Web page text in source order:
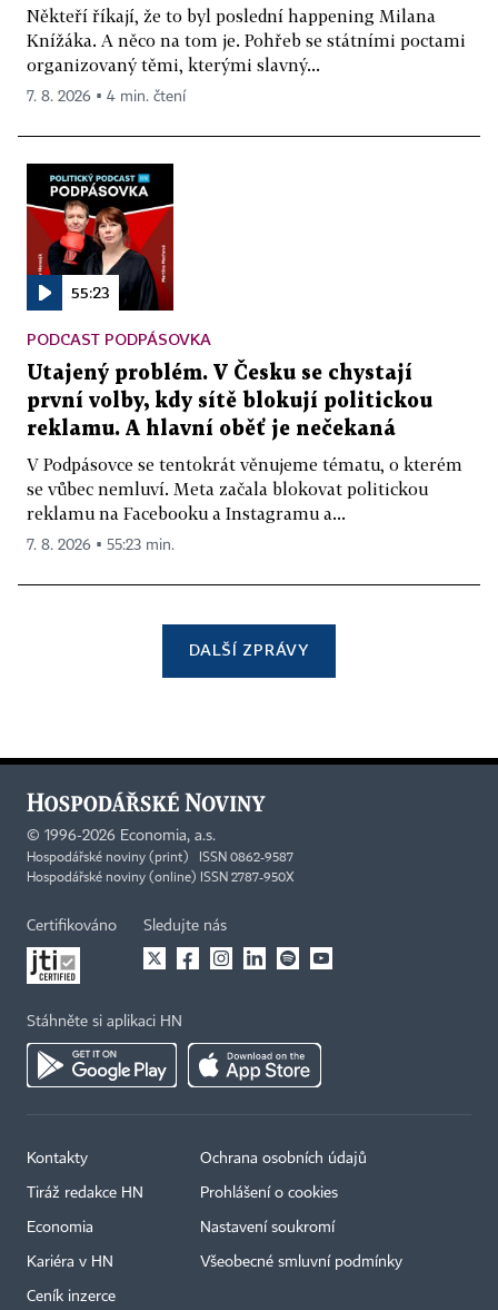
Někteří říkají, že to byl poslední happening Milana
Knížáka. A něco na tom je. Pohřeb se státními poctami
organizovaný těmi, kterými slavný...
7. 8. 2026 ▪ 4 min. čtení
55:23
PODCAST PODPÁSOVKA
Utajený problém. V Česku se chystají
první volby, kdy sítě blokují politickou
reklamu. A hlavní oběť je nečekaná
V Podpásovce se tentokrát věnujeme tématu, o kterém
se vůbec nemluví. Meta začala blokovat politickou
reklamu na Facebooku a Instagramu a...
7. 8. 2026 ▪ 55:23 min.
DALŠÍ ZPRÁVY
© 1996-2026 Economia, a.s.
Hospodářské noviny (print) ISSN 0862-9587
Hospodářské noviny (online) ISSN 2787-950X
Certifikováno Sledujte nás
Stáhněte si aplikaci HN
Kontakty
Tiráž redakce HN
Economia
Kariéra v HN
Ceník inzerce
Ochrana osobních údajů
Prohlášení o cookies
Nastavení soukromí
Všeobecné smluvní podmínky